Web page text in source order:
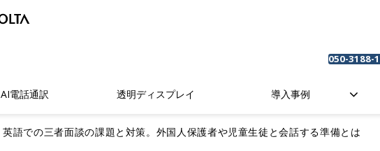
050-3188-
AI電話通訳 透明ディスプレイ 導入事例
英語での三者面談の課題と対策。外国人保護者や児童生徒と会話する準備とは